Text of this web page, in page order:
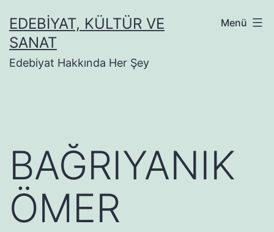
geçEDEBIYAT, KÜLTÜR VE
SANAT
Edebiyat Hakkında Her Şey
Menü
BAĞRIYANIK
ÖMER